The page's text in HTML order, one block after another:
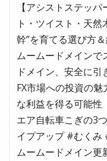
【アシストステッ
ト・ツイスト・天
幹”を育てる選び方
ムームードメインで
ドメイン、安全に引
FX市場への投資の
な利益を得る可能性
エア自転車こぎの3
イプアップ #むくみ
ムームードメイン更